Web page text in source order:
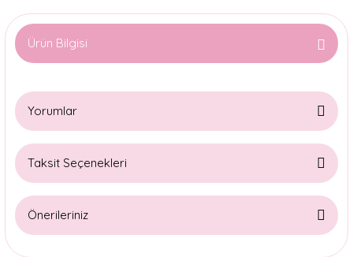
Ürün Bilgisi
Yorumlar
Taksit Seçenekleri
Önerileriniz